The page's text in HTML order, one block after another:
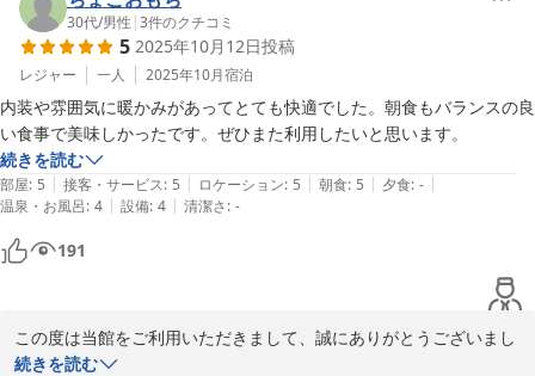
2025-08-29
30代/男性 |3件のクチコミ
5 2025年10月12日投稿
レジャー 一人 2025年10月宿泊
内装や雰囲気に暖かみがあってとても快適でした。朝食もバランスの良
い食事で美味しかったです。ぜひまた利用したいと思います。
続きを読む
部屋: 5 | 接客・サービス: 5 | ロケーション: 5 | 朝食: 5 | 夕食: - |
温泉・お風呂: 4 | 設備: 4 | 清潔さ: -
191
この度は当館をご利用いただきまして、誠にありがとうございまし
た。
続きを読む